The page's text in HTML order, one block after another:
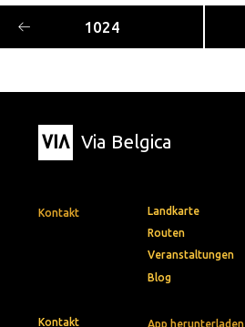
1024
Via Belgica
Kontakt
App herunterladen
Landkarte
Routen
Veranstaltungen
Blog
Kontakt